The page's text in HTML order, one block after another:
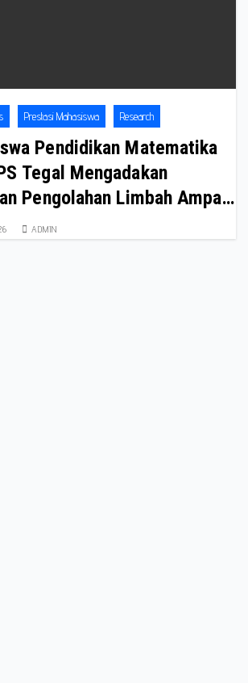
Prestasi Mahasiswa Research
Pendidikan Matematika
Tegal Mengadakan
Pengolahan Limbah Ampas
Briket dalam Upaya
ADMIN